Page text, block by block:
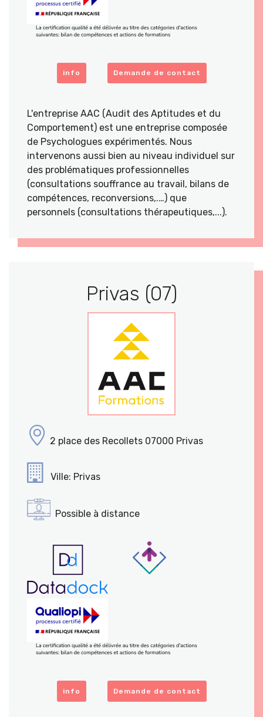
info Demande de contact
L'entreprise AAC (Audit des Aptitudes et du
Comportement) est une entreprise composée
de Psychologues expérimentés. Nous
intervenons aussi bien au niveau individuel sur
des problématiques professionnelles
(consultations souffrance au travail, bilans de
compétences, reconversions,.…) que
personnels (consultations thérapeutiques,...).
Privas (07)
2 place des Recollets 07000 Privas
Ville: Privas
Possible à distance
info Demande de contact